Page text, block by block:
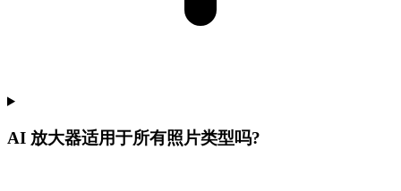
AI 放大器适用于所有照片类型吗?